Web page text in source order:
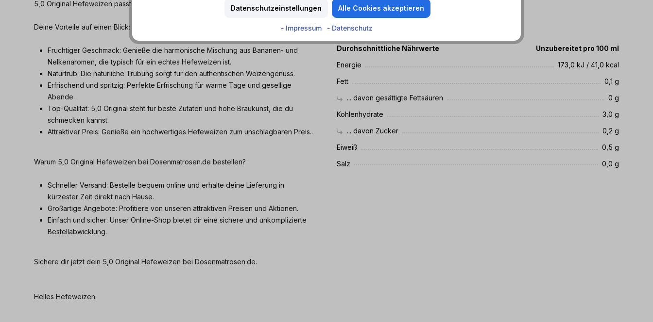
5,0 Original Hefeweizen passt immer.
Deine Vorteile auf einen Blick:
Fruchtiger Geschmack: Genieße die harmonische Mischung aus Bananen- und
Nelkenaromen, die typisch für ein echtes Hefeweizen ist.
Naturtrüb: Die natürliche Trübung sorgt für den authentischen Weizengenuss.
Erfrischend und spritzig: Perfekte Erfrischung für warme Tage und gesellige
Abende.
Top-Qualität: 5,0 Original steht für beste Zutaten und hohe Braukunst, die du
schmecken kannst.
Attraktiver Preis: Genieße ein hochwertiges Hefeweizen zum unschlagbaren Preis..
Warum 5,0 Original Hefeweizen bei Dosenmatrosen.de bestellen?
Schneller Versand: Bestelle bequem online und erhalte deine Lieferung in
kürzester Zeit direkt nach Hause.
Großartige Angebote: Profitiere von unseren attraktiven Preisen und Aktionen.
Einfach und sicher: Unser Online-Shop bietet dir eine sichere und unkomplizierte
Bestellabwicklung.
Sichere dir jetzt dein 5,0 Original Hefeweizen bei Dosenmatrosen.de.
Helles Hefeweizen.
Nährwerte
Durchschnittliche Nährwerte
Unzubereitet pro 100 ml
Energie
173,0 kJ / 41,0 kcal
Fett
0,1 g
... davon gesättigte Fettsäuren
0 g
Kohlenhydrate
3,0 g
... davon Zucker
0,2 g
Eiweiß
0,5 g
Salz
0,0 g
Datenschutzeinstellungen Alle Cookies akzeptieren
- Impressum - Datenschutz